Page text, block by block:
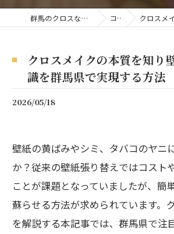
群馬のクロスならクロスメイクLeal コラム クロスメイクの本質
クロスメイクの本質を知り
識を群馬県で実現する方法
2026/05/18
壁紙の黄ばみやシミ、タバコのヤニ
か？従来の壁紙張り替えではコスト
ことが課題となっていましたが、簡
蘇らせる方法が求められています。
を解説する本記事では、群馬県で注